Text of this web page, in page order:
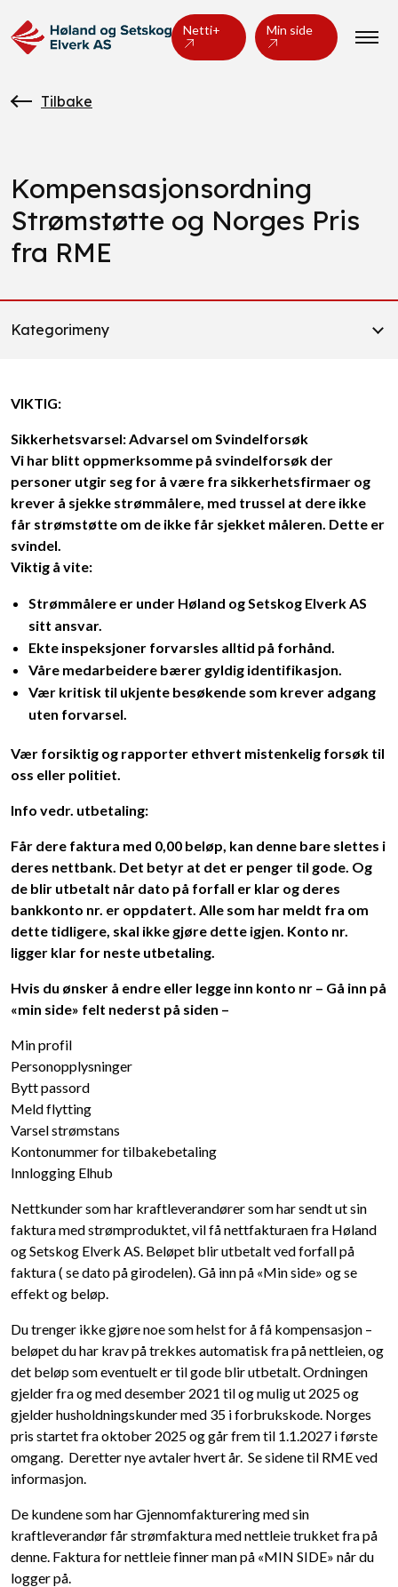
Netti+ Min side
Tilbake
Kompensasjonsordning
Strømstøtte og Norges Pris
fra RME
Kategorimeny
VIKTIG:
Sikkerhetsvarsel: Advarsel om Svindelforsøk
Vi har blitt oppmerksomme på svindelforsøk der
personer utgir seg for å være fra sikkerhetsfirmaer og
krever å sjekke strømmålere, med trussel at dere ikke
får strømstøtte om de ikke får sjekket måleren. Dette er
svindel.
Viktig å vite:
Strømmålere er under Høland og Setskog Elverk AS
sitt ansvar.
Ekte inspeksjoner forvarsles alltid på forhånd.
Våre medarbeidere bærer gyldig identifikasjon.
Vær kritisk til ukjente besøkende som krever adgang
uten forvarsel.
Vær forsiktig og rapporter ethvert mistenkelig forsøk til
oss eller politiet.
Info vedr. utbetaling:
Får dere faktura med 0,00 beløp, kan denne bare slettes i
deres nettbank. Det betyr at det er penger til gode. Og
de blir utbetalt når dato på forfall er klar og deres
bankkonto nr. er oppdatert. Alle som har meldt fra om
dette tidligere, skal ikke gjøre dette igjen. Konto nr.
ligger klar for neste utbetaling.
Hvis du ønsker å endre eller legge inn konto nr – Gå inn på
«min side» felt nederst på siden –
Min profil
Personopplysninger
Bytt passord
Meld flytting
Varsel strømstans
Kontonummer for tilbakebetaling
Innlogging Elhub
Nettkunder som har kraftleverandører som har sendt ut sin
faktura med strømproduktet, vil få nettfakturaen fra Høland
og Setskog Elverk AS. Beløpet blir utbetalt ved forfall på
faktura ( se dato på girodelen). Gå inn på «Min side» og se
effekt og beløp.
Du trenger ikke gjøre noe som helst for å få kompensasjon –
beløpet du har krav på trekkes automatisk fra på nettleien, og
det beløp som eventuelt er til gode blir utbetalt. Ordningen
gjelder fra og med desember 2021 til og mulig ut 2025 og
gjelder husholdningskunder med 35 i forbrukskode. Norges
pris startet fra oktober 2025 og går frem til 1.1.2027 i første
omgang. Deretter nye avtaler hvert år. Se sidene til RME ved
informasjon.
De kundene som har Gjennomfakturering med sin
kraftleverandør får strømfaktura med nettleie trukket fra på
denne. Faktura for nettleie finner man på «MIN SIDE» når du
logger på.